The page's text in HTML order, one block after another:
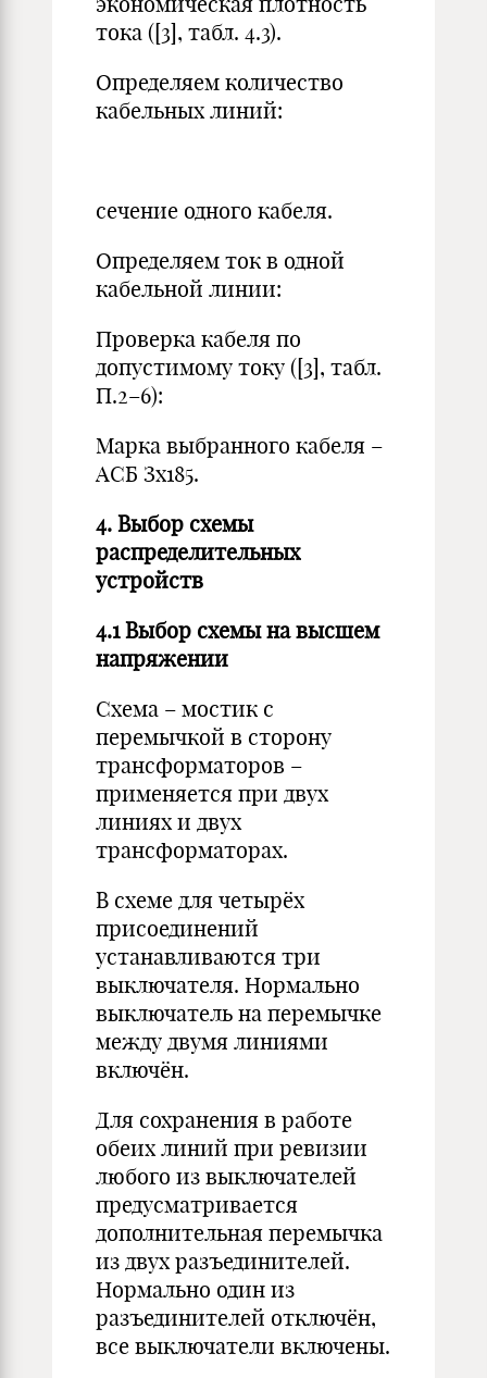
тока ([3], табл. 4.3).
Определяем количество
кабельных линий:
сечение одного кабеля.
Определяем ток в одной
кабельной линии:
Проверка кабеля по
допустимому току ([3], табл.
П.2–6):
Марка выбранного кабеля –
АСБ Зx185.
4. Выбор схемы
распределительных
устройств
4.1 Выбор схемы на высшем
напряжении
Схема – мостик с
перемычкой в сторону
трансформаторов –
применяется при двух
линиях и двух
трансформаторах.
В схеме для четырёх
присоединений
устанавливаются три
выключателя. Нормально
выключатель на перемычке
между двумя линиями
включён.
Для сохранения в работе
обеих линий при ревизии
любого из выключателей
предусматривается
дополнительная перемычка
из двух разъединителей.
Нормально один из
разъединителей отключён,
все выключатели включены.